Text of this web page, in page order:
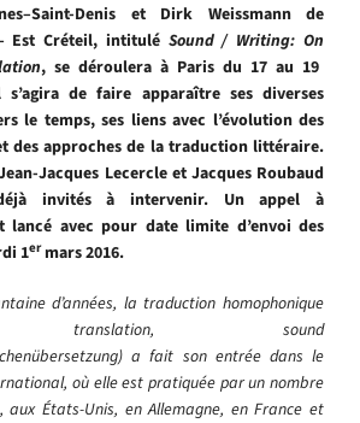
Denis et Dirk Weissmann de
Est Créteil, intitulé Sound / Writing: On
, se déroulera à Paris du 17 au 19
de faire apparaître ses diverses
le temps, ses liens avec l’évolution des
des approches de la traduction littéraire.
Jacques Lecercle et Jacques Roubaud
invités à intervenir. Un appel à
lancé avec pour date limite d’envoi des
1ermars 2016.
d’années, la traduction homophonique
translation, sound
a fait son entrée dans le
où elle est pratiquée par un nombre
aux États-Unis, en Allemagne, en France et